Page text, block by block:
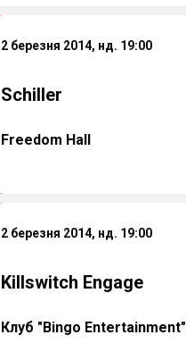
2 березня 2014, нд. 19:00
Schiller
Freedom Hall
2 березня 2014, нд. 19:00
Killswitch Engage
Клуб "Bingo Entertainment"